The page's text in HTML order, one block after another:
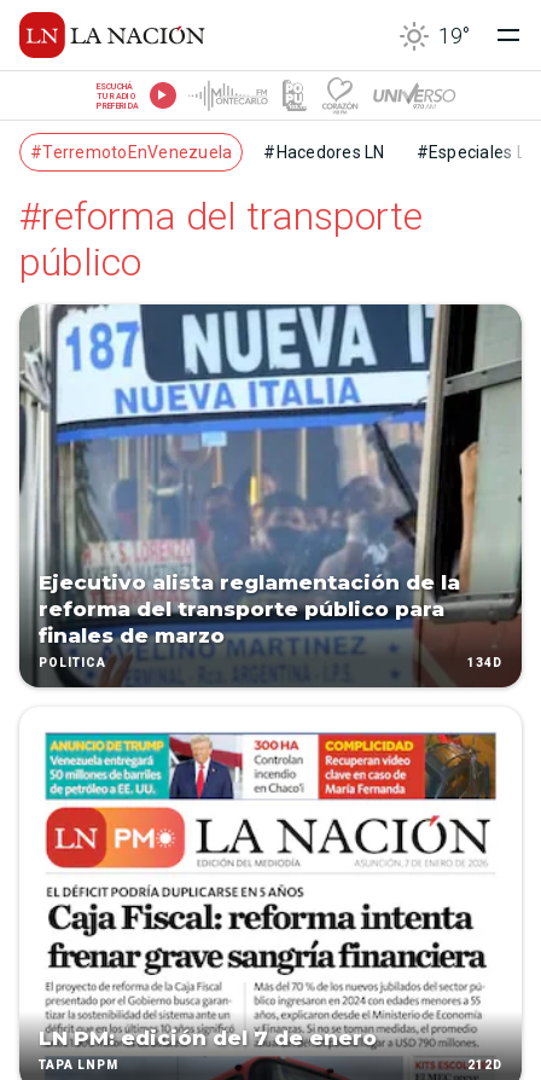
19°
ESCUCHÁ
TU RADIO
PREFERIDA
#TerremotoEnVenezuela #Hacedores LN #Especiales LN
#reforma del transporte
público
Ejecutivo alista reglamentación de la
reforma del transporte público para
finales de marzo
POLÍTICA 134D
LN PM: edición del 7 de enero
TAPA LNPM 212D